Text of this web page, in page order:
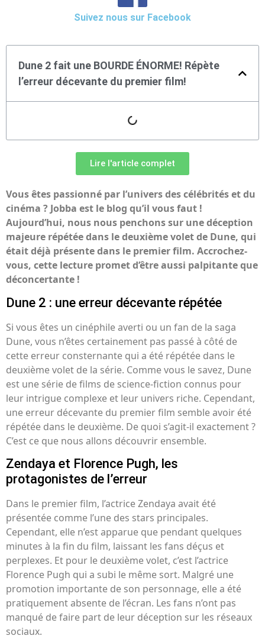
Suivez nous sur Facebook
Dune 2 fait une BOURDE ÉNORME! Répète
l’erreur décevante du premier film!
Lire l'article complet
Vous êtes passionné par l’univers des célébrités et du
cinéma ? Jobba est le blog qu’il vous faut !
Aujourd’hui, nous nous penchons sur une déception
majeure répétée dans le deuxième volet de Dune, qui
était déjà présente dans le premier film. Accrochez-
vous, cette lecture promet d’être aussi palpitante que
déconcertante !
Dune 2 : une erreur décevante répétée
Si vous êtes un cinéphile averti ou un fan de la saga
Dune, vous n’êtes certainement pas passé à côté de
cette erreur consternante qui a été répétée dans le
deuxième volet de la série. Comme vous le savez, Dune
est une série de films de science-fiction connus pour
leur intrigue complexe et leur univers riche. Cependant,
une erreur décevante du premier film semble avoir été
répétée dans le deuxième. De quoi s’agit-il exactement ?
C’est ce que nous allons découvrir ensemble.
Zendaya et Florence Pugh, les
protagonistes de l’erreur
Dans le premier film, l’actrice Zendaya avait été
présentée comme l’une des stars principales.
Cependant, elle n’est apparue que pendant quelques
minutes à la fin du film, laissant les fans déçus et
perplexes. Et pour le deuxième volet, c’est l’actrice
Florence Pugh qui a subi le même sort. Malgré une
promotion importante de son personnage, elle a été
pratiquement absente de l’écran. Les fans n’ont pas
manqué de faire part de leur déception sur les réseaux
sociaux.